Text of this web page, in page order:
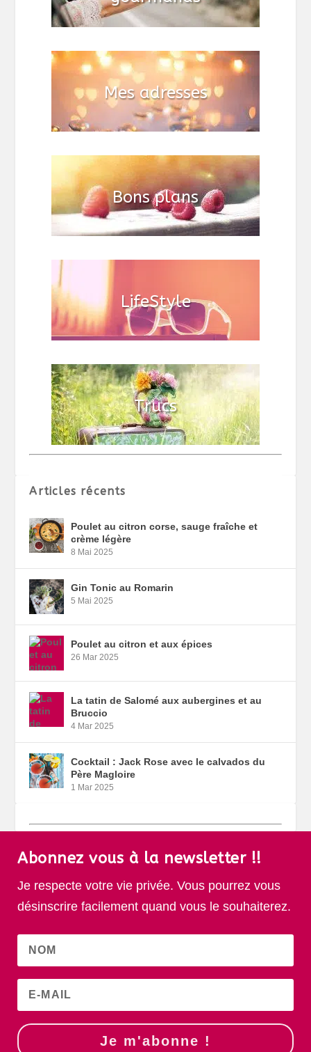
Articles récents
Poulet au citron corse, sauge fraîche et
crème légère
8 Mai 2025
Gin Tonic au Romarin
5 Mai 2025
Poulet au citron et aux épices
26 Mar 2025
La tatin de Salomé aux aubergines et au
Bruccio
4 Mar 2025
Cocktail : Jack Rose avec le calvados du
Père Magloire
1 Mar 2025
Abonnez vous à la newsletter !!
Je respecte votre vie privée. Vous pourrez vous
désinscrire facilement quand vous le souhaiterez.
Je m'abonne !